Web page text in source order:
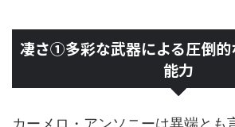
凄さ①多彩な武器による圧倒
能力